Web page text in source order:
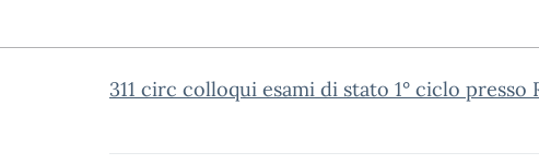
311 circ colloqui esami di stato 1° ciclo presso